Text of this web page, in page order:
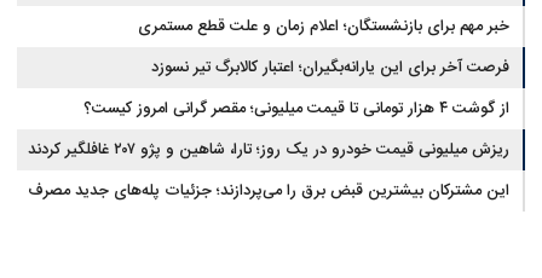
خبر مهم برای بازنشستگان؛ اعلام زمان و علت قطع مستمری
فرصت آخر برای این یارانه‌بگیران؛ اعتبار کالابرگ تیر نسوزد
از گوشت ۴ هزار تومانی تا قیمت میلیونی؛ مقصر گرانی امروز کیست؟
ریزش میلیونی قیمت خودرو در یک روز؛ تارا، شاهین و پژو ۲۰۷ غافلگیر کردند
این مشترکان بیشترین قبض برق را می‌پردازند؛ جزئیات پله‌های جدید مصرف